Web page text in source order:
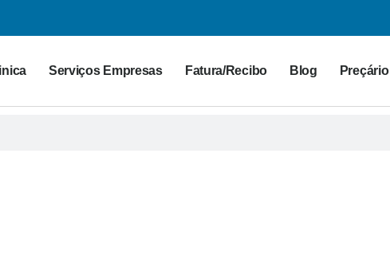
Serviços Empresas Fatura/Recibo Blog Preçário